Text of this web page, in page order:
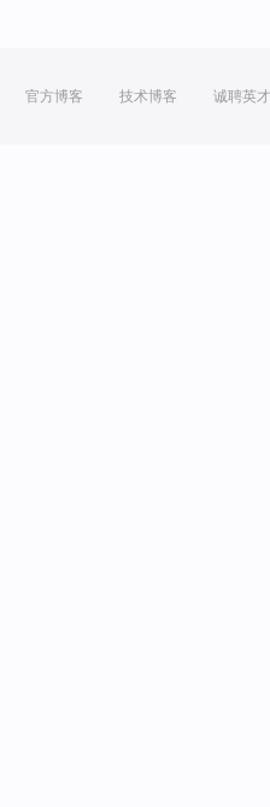
官方博客 技术博客 诚聘英才